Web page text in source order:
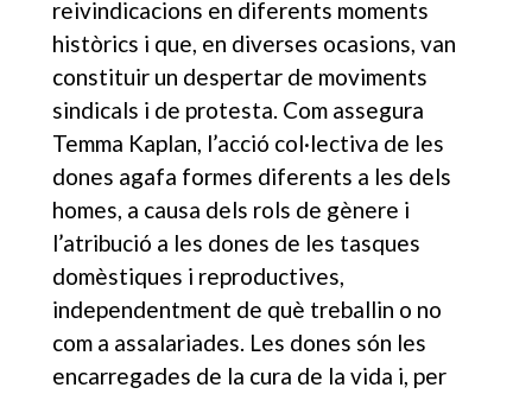
reivindicacions en diferents moments
històrics i que, en diverses ocasions, van
constituir un despertar de moviments
sindicals i de protesta. Com assegura
Temma Kaplan, l’acció col·lectiva de les
dones agafa formes diferents a les dels
homes, a causa dels rols de gènere i
l’atribució a les dones de les tasques
domèstiques i reproductives,
independentment de què treballin o no
com a assalariades. Les dones són les
encarregades de la cura de la vida i, per